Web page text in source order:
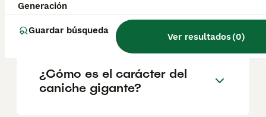
Generación
Guardar búsqueda
Ver resultados(0)
¿Cuánto cuesta un caniche
grande?
¿Cómo es el carácter del
caniche gigante?